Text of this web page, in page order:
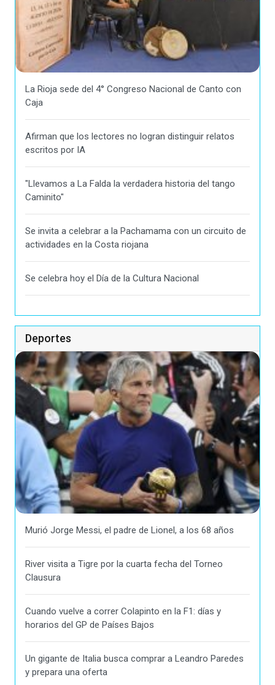
La Rioja sede del 4° Congreso Nacional de Canto con
Caja
Afirman que los lectores no logran distinguir relatos
escritos por IA
"Llevamos a La Falda la verdadera historia del tango
Caminito"
Se invita a celebrar a la Pachamama con un circuito de
actividades en la Costa riojana
Se celebra hoy el Día de la Cultura Nacional
Deportes
Murió Jorge Messi, el padre de Lionel, a los 68 años
River visita a Tigre por la cuarta fecha del Torneo
Clausura
Cuando vuelve a correr Colapinto en la F1: días y
horarios del GP de Países Bajos
Un gigante de Italia busca comprar a Leandro Paredes
y prepara una oferta